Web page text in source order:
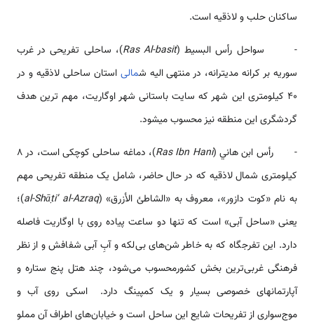
ساکنان حلب و لاذقیه است.
- سواحل رأس البسيط (Ras Al-basit)، ساحلی تفریحی در غرب
سوریه بر کرانه مدیترانه، در منتهی الیه شمالی استان ساحلی لاذقیه و در
40 کیلومتری این شهر که سایت باستانی شهر اوگاریت، مهم ترین هدف
گردشگری این منطقه نیز محسوب می­شود.
- رأس ابن هاني (Ras Ibn Hani
)، دماغه ساحلی کوچکی است، در 8
کیلومتری شمال لاذقیه که در حال حاضر، شامل یک منطقه تفریحی مهم
به نام «کوت دازور»، معروف به «الشاطئ الأزرق» (al-Shāṭiʼ al-Azraq)؛
یعنی «ساحل آبی» است که تنها دو ساعت پیاده روی با اوگاریت فاصله
دارد. این تفرجگاه که به خاطر شن‌های بی‌لکه و آبِ آبی شفافش و از نظر
فرهنگی غربی‌ترین بخش‌ کشورمحسوب می‌شود، چند هتل پنج ستاره و
آپارتمان­های خصوصی بسیار و یک کمپینگ دارد. اسکی روی آب و
موج‌سواری از تفریحات شایع این ساحل است و خیابان‌های اطراف آن مملو